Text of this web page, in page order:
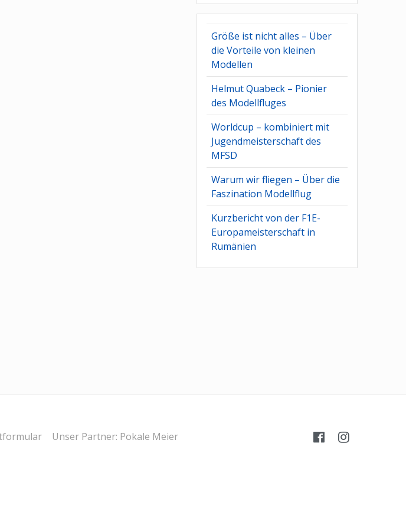
Größe ist nicht alles – Über
die Vorteile von kleinen
Modellen
Helmut Quabeck – Pionier
des Modellfluges
Worldcup – kombiniert mit
Jugendmeisterschaft des
MFSD
Warum wir fliegen – Über die
Faszination Modellflug
Kurzbericht von der F1E-
Europameisterschaft in
Rumänien
Unser Partner: Pokale Meier